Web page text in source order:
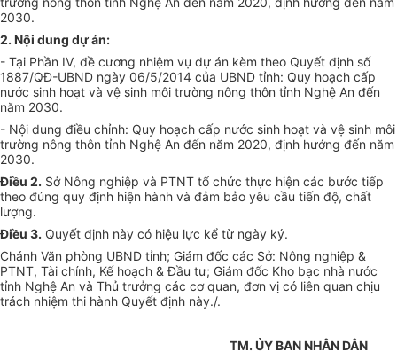
2030.
2. Nội dung dự án:
- Tại Phần IV, đề cương nhiệm vụ dự án kèm theo Quyết định số
1887/QĐ-UBND ngày 06/5/2014 của UBND tỉnh: Quy hoạch cấp
nước sinh hoạt và vệ sinh môi trường nông thôn tỉnh Nghệ An đến
năm 2030.
- Nội dung điều chỉnh: Quy hoạch cấp nước sinh hoạt và vệ sinh môi
trường nông thôn tỉnh Nghệ An đến năm 2020, định hướng đến năm
2030.
Điều 2. Sở Nông nghiệp và PTNT tổ chức thực hiện các bước tiếp
theo đúng quy định hiện hành và đảm bảo yêu cầu tiến độ, chất
lượng.
Điều 3. Quyết định này có hiệu lực kể từ ngày ký.
Chánh Văn phòng UBND tỉnh; Giám đốc các Sở: Nông nghiệp &
PTNT, Tài chính, Kế hoạch & Đầu tư; Giám đốc Kho bạc nhà nước
tỉnh Nghệ An và Thủ trưởng các cơ quan, đơn vị có liên quan chịu
trách nhiệm thi hành Quyết định này./.
TM. ỦY BAN NHÂN DÂN